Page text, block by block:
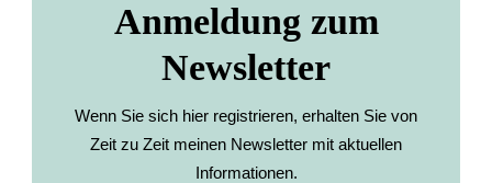
Anmeldung zum
Newsletter
Wenn Sie sich hier registrieren, erhalten Sie von
Zeit zu Zeit meinen Newsletter mit aktuellen
Informationen.